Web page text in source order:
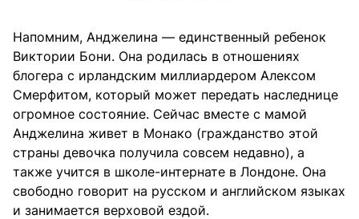
Напомним, Анджелина — единственный ребенок
Виктории Бони. Она родилась в отношениях
блогера с ирландским миллиардером Алексом
Смерфитом, который может передать наследнице
огромное состояние. Сейчас вместе с мамой
Анджелина живет в Монако (гражданство этой
страны девочка получила совсем недавно), а
также учится в школе-интернате в Лондоне. Она
свободно говорит на русском и английском языках
и занимается верховой ездой.